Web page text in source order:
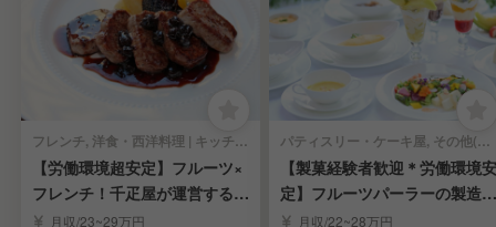
フレンチ, 洋食・西洋料理 | キッチンスタッフ
【労働環境超安定】フルーツ×
フレンチ！千疋屋が運営するレ
ストラン調理人
月収/23~29万円
パティスリー・ケーキ屋, その他(料理ジャンル) | キッチンスタッフ
【製菓経験者歓迎＊労働環境安
定】フルーツパーラーの製造・
調理スタッフ募集
月収/22~28万円